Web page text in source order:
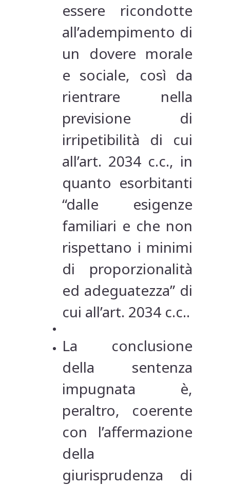
essere ricondotte
all’adempimento di
un dovere morale
e sociale, così da
rientrare nella
previsione di
irripetibilità di cui
all’art. 2034 c.c., in
quanto esorbitanti
“dalle esigenze
familiari e che non
rispettano i minimi
di proporzionalità
ed adeguatezza” di
cui all’art. 2034 c.c..
La conclusione
della sentenza
impugnata è,
peraltro, coerente
con l’affermazione
della
giurisprudenza di